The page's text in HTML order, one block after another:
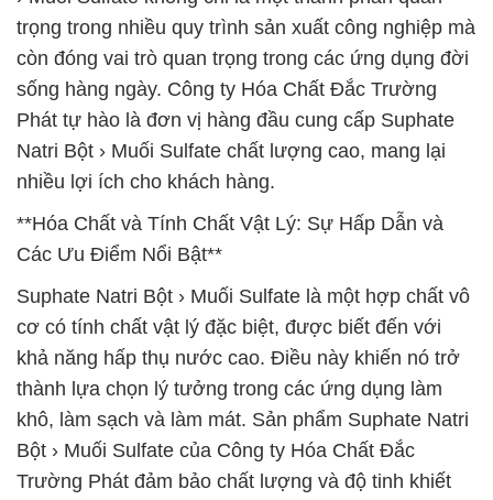
trọng trong nhiều quy trình sản xuất công nghiệp mà
còn đóng vai trò quan trọng trong các ứng dụng đời
sống hàng ngày. Công ty Hóa Chất Đắc Trường
Phát tự hào là đơn vị hàng đầu cung cấp Suphate
Natri Bột › Muối Sulfate chất lượng cao, mang lại
nhiều lợi ích cho khách hàng.
**Hóa Chất và Tính Chất Vật Lý: Sự Hấp Dẫn và
Các Ưu Điểm Nổi Bật**
Suphate Natri Bột › Muối Sulfate là một hợp chất vô
cơ có tính chất vật lý đặc biệt, được biết đến với
khả năng hấp thụ nước cao. Điều này khiến nó trở
thành lựa chọn lý tưởng trong các ứng dụng làm
khô, làm sạch và làm mát. Sản phẩm Suphate Natri
Bột › Muối Sulfate của Công ty Hóa Chất Đắc
Trường Phát đảm bảo chất lượng và độ tinh khiết